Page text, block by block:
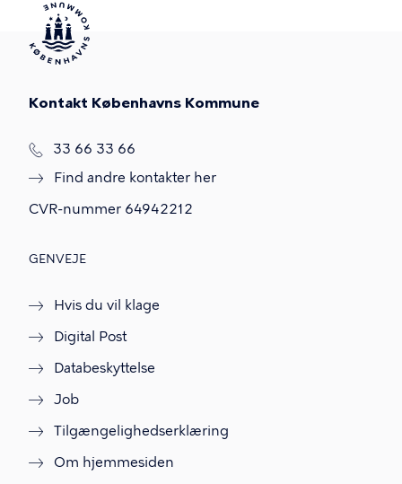
Kontakt Københavns Kommune
T
f
33 66 33 66
Find andre kontakter her
CVR-nummer 64942212
GENVEJE
Hvis du vil klage
Digital Post
Databeskyttelse
Job
Tilgængelighedserklæring
Om hjemmesiden